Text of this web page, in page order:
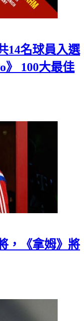
14名球員入選
》 100大最佳
，《拿姆》將